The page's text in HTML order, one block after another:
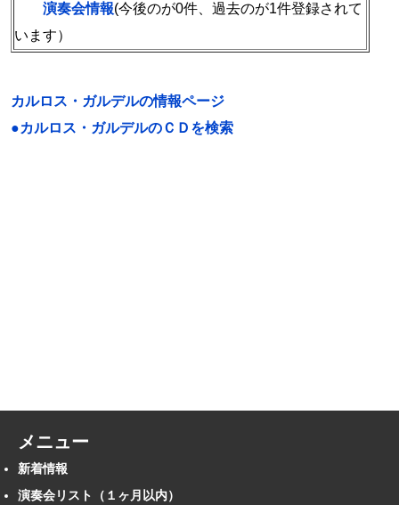
演奏会情報(今後のが0件、過去のが1件登録されて
います）
カルロス・ガルデルの情報ページ
●カルロス・ガルデルのＣＤを検索
メニュー
新着情報
演奏会リスト（１ヶ月以内）